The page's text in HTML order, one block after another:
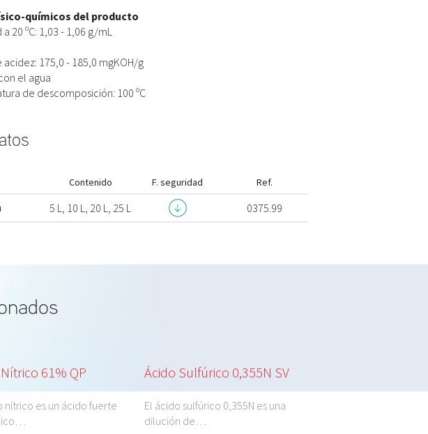
químicos del producto
a 20 ºC: 1,03 - 1,06 g/mL
acidez: 175,0 - 185,0 mgKOH/g
el agua
de descomposición: 100 ºC
Contenido F. seguridad Ref.
5 L, 10 L, 20 L, 25 L 0375.99
61% QP
nítrico es un ácido fuerte
Ácido Sulfúrico 0,355N SV
El ácido sulfúrico 0,355N es una
dilución de…